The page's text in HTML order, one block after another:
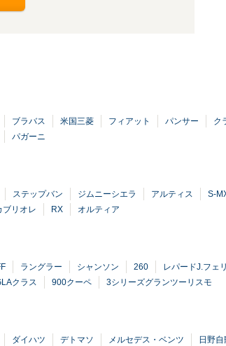
ブラバス 米国三菱 フィアット パンサー ク
パガーニ
ステップバン ジムニーシエラ アルティス S-
ブリオレ RX オルティア
ラングラー シャンソン 260 レパードJ.フェ
クラス 900クーペ 3シリーズグランツーリスモ
ダイハツ デトマソ メルセデス・ベンツ 日野